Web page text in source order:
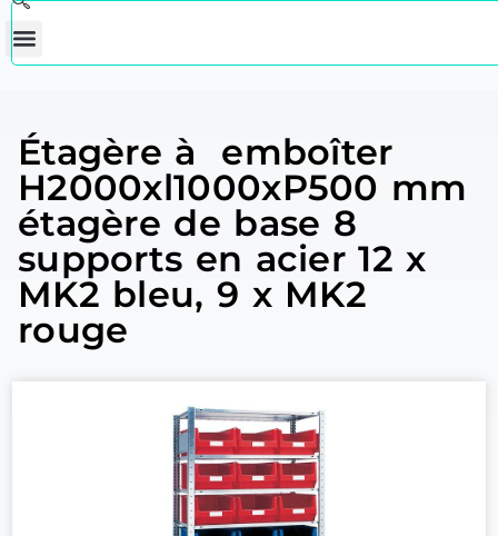
Étagère à emboîter
H2000xl1000xP500 mm
étagère de base 8
supports en acier 12 x
MK2 bleu, 9 x MK2
rouge